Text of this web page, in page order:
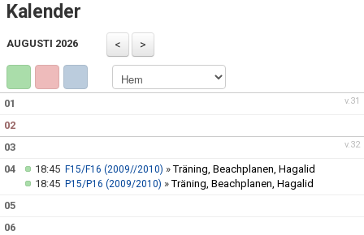
ÅRSMÖTE
MATCHER
SUICIDE ZERO
HANDBOLL FITNESS
Kalender
AUGUSTI 2026
v.31
01
02
v.32
03
04
18:45 F15/F16 (2009//2010) »Träning, Beachplanen, Hagalid
18:45 P15/P16 (2009/2010) »Träning, Beachplanen, Hagalid
05
06